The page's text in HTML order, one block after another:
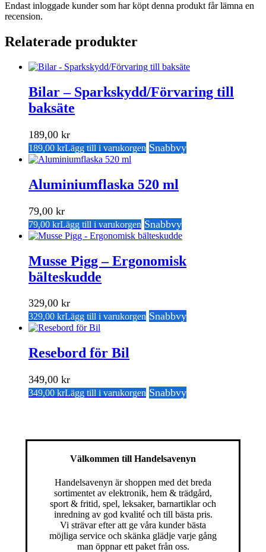
Endast inloggade kunder som har köpt denna produkt får lämna en
recension.
Relaterade produkter
Bilar – Sparkskydd/Förvaring till
baksäte
189,00 kr
189,00 krLägg till i varukorgen Snabbvy
Aluminiumflaska 520 ml
79,00 kr
79,00 krLägg till i varukorgen Snabbvy
Musse Pigg – Ergonomisk
bälteskudde
329,00 kr
329,00 krLägg till i varukorgen Snabbvy
Resebord för Bil
349,00 kr
349,00 krLägg till i varukorgen Snabbvy
Välkommen till Handelsavenyn
Handelsavenyn är shoppen med det breda
sortimentet av elektronik, hem & trädgård,
sport & fritid, spel, leksaker, barnartiklar och
inredning av god kvalité och till bästa pris.
Vi strävar efter att ge våra kunder bästa
möjliga service och skänka glädje varje gång
man öppnar ett paket från oss.